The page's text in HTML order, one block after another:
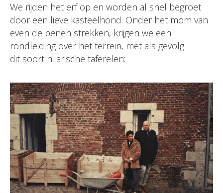
We rijden het erf op en worden al snel begroet
door een lieve kasteelhond. Onder het mom van
even de benen strekken, krijgen we een
rondleiding over het terrein, met als gevolg
dit soort hilarische taferelen: